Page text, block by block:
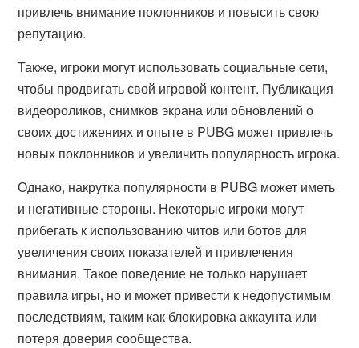
привлечь внимание поклонников и повысить свою
репутацию.
Также, игроки могут использовать социальные сети,
чтобы продвигать свой игровой контент. Публикация
видеороликов, снимков экрана или обновлений о
своих достижениях и опыте в PUBG может привлечь
новых поклонников и увеличить популярность игрока.
Однако, накрутка популярности в PUBG может иметь
и негативные стороны. Некоторые игроки могут
прибегать к использованию читов или ботов для
увеличения своих показателей и привлечения
внимания. Такое поведение не только нарушает
правила игры, но и может привести к недопустимым
последствиям, таким как блокировка аккаунта или
потеря доверия сообщества.